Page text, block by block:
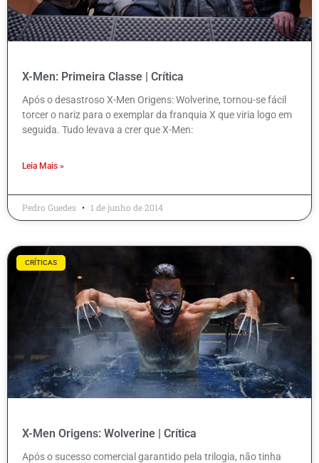
X-Men: Primeira Classe | Crítica
Após o desastroso X-Men Origens: Wolverine, tornou-se fácil
torcer o nariz para o exemplar da franquia X que viria logo em
seguida. Tudo levava a crer que X-Men:
Leia Mais »
Pedro Guedes 1 de junho de 2014
CRÍTICAS
X-Men Origens: Wolverine | Crítica
Após o sucesso comercial garantido pela trilogia, não tinha